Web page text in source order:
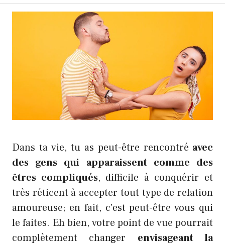
Dans ta vie, tu as peut-être rencontré avec
des gens qui apparaissent comme des
êtres compliqués, difficile à conquérir et
très réticent à accepter tout type de relation
amoureuse; en fait, c'est peut-être vous qui
le faites. Eh bien, votre point de vue pourrait
complètement changer envisageant la